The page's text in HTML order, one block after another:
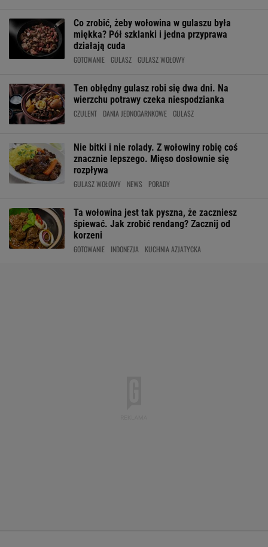
Co zrobić, żeby wołowina w gulaszu była
miękka? Pół szklanki i jedna przyprawa
działają cuda
GOTOWANIE GULASZ GULASZ WOŁOWY
Ten obłędny gulasz robi się dwa dni. Na
wierzchu potrawy czeka niespodzianka
CZULENT DANIA JEDNOGARNKOWE GULASZ
Nie bitki i nie rolady. Z wołowiny robię coś
znacznie lepszego. Mięso dosłownie się
rozpływa
GULASZ WOŁOWY NEWS PORADY
Ta wołowina jest tak pyszna, że zaczniesz
śpiewać. Jak zrobić rendang? Zacznij od
korzeni
GOTOWANIE INDONEZJA KUCHNIA AZJATYCKA